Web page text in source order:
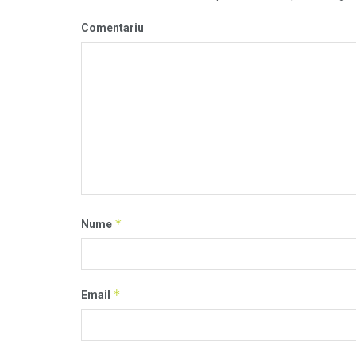
Comentariu
Nume *
Email *